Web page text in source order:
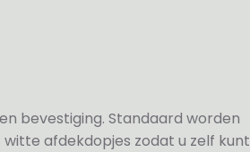
bevestiging. Standaard worden
afdekdopjes zodat u zelf kunt